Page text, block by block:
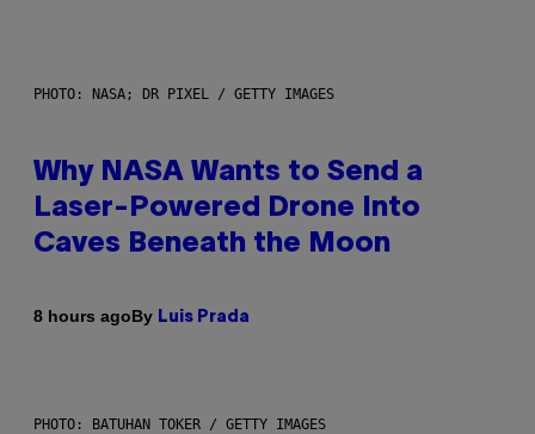
PHOTO: NASA; DR PIXEL / GETTY IMAGES
Why NASA Wants to Send a
Laser-Powered Drone Into
Caves Beneath the Moon
8 hours agoBy Luis Prada
PHOTO: BATUHAN TOKER / GETTY IMAGES